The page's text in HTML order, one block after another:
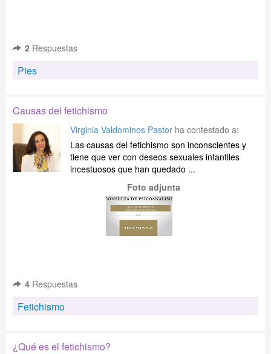
2 Respuestas
Pies
Causas del fetichismo
Virginia Valdominos Pastor ha contestado a:
Las causas del fetichismo son inconscientes y
tiene que ver con deseos sexuales infantiles
incestuosos que han quedado ...
Foto adjunta
4 Respuestas
Fetichismo
¿Qué es el fetichismo?